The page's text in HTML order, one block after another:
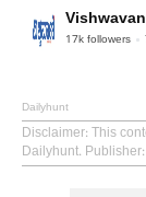
17k followers
Dailyhunt
Disclaimer: This
Dailyhunt.